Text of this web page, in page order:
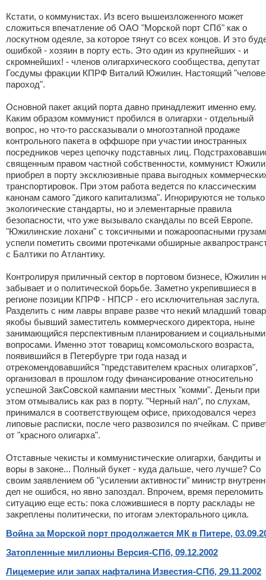
Кстати, о коммунистах. Из всего вышеизложенного может
сложиться впечатление об ОАО "Морской порт СПб" как о
лоскутном одеяле, за которое тянут со всех концов. И это
ошибкой - хозяин в порту есть. Это один из крупнейших - и
скромнейших! - членов олигархического сообщества, депутат
Госдумы фракции КПРФ Виталий Южилин. Настоящий
пароход".
Основной пакет акций порта давно принадлежит именно ему.
Каким образом коммунист пробился в олигархи - отдельный
вопрос, но что-то рассказывали о многоэтапной продаже
контрольного пакета в оффшоре при участии иностранных
посредников через цепочку подставных лиц.
священным правом частной собственности, коммунист
приобрел в порту эксклюзивные права выгодных
транспортировок. При этом работа ведется по классическим
канонам самого "дикого капитализма". Игнорируются не только
экологические стандарты, но и элементарные правила
безопасности, что уже вызывало скандалы по всей Европе.
"Южилинские лохани" с токсичными и пожароопасными
успели пометить своими протечками обширные
с Балтики по Атлантику.
Контролируя приличный сектор в портовом бизнесе, Южилин
забывает и о политической борьбе. Заметно укрепившиеся в
регионе позиции КПРФ - НПСР - его исключительная заслуга.
Разделить с ним лавры вправе разве что некий младший
якобы бывший заместитель коммерческого директора, ныне
занимающийся перспективным планированием и социальными
вопросами. Именно этот товарищ комсомольского возраста,
появившийся в Петербурге три года назад и
отрекомендовавшийся "представителем красных олигархов",
организовал в прошлом году финансирование относительно
успешной ЗакСовской кампании местных "комми". Деньги при
этом отмывались как раз в порту. "Черный нал", по слухам,
принимался в соответствующем офисе, приходовался через
липовые расписки, после чего развозился по ячейкам. С
от "красного олигарха".
Отставные чекисты и коммунистические олигархи, бандиты и
воры в законе... Полный букет - куда дальше, чего лучше? Со
своим заявлением об "усилении активности" министр
дел не ошибся, но явно запоздал. Впрочем, время переломить
ситуацию еще есть: пока сложившиеся в порту расклады не
закреплены политически, по итогам электорального цикла.
Война за Морской порт продолжается МК в Питере,
Затопленные миллионы Версия-СПб, 09.12.2002
Лицемерие или запах нафталина Известия-СПб, 29.11.2002